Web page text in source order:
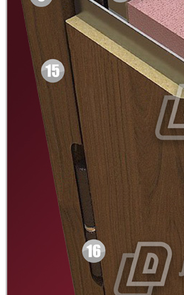
Д-35 С Д-35 СС
Д-36 46 30
C52
C54